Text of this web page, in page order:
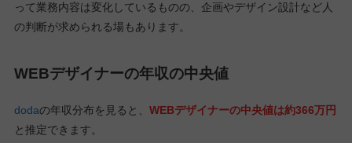
って業務内容は変化しているものの、企画やデザイン設計など人
の判断が求められる場もあります。
WEBデザイナーの年収の中央値
dodaの年収分布を見ると、 WEBデザイナーの中央値は約366万円
と推定できます。